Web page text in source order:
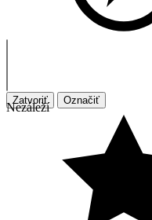
Zatvoriť Označiť
Nezáleží